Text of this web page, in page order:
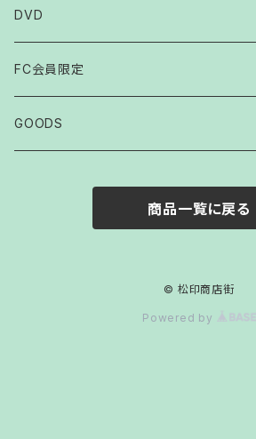
DVD
FC会員限定
2007
GOODS
商品一覧に戻る
© 松印商店街
Powered by